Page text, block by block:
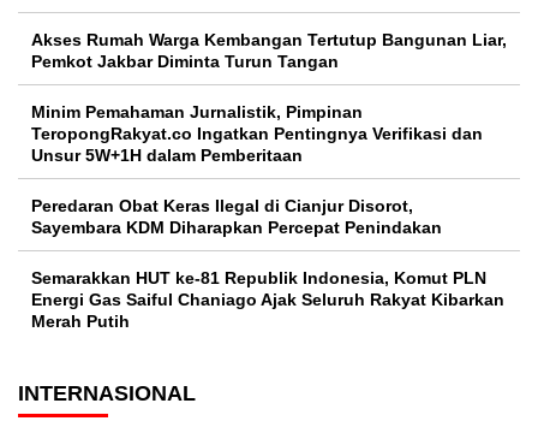
Akses Rumah Warga Kembangan Tertutup Bangunan Liar,
Pemkot Jakbar Diminta Turun Tangan
Minim Pemahaman Jurnalistik, Pimpinan
TeropongRakyat.co Ingatkan Pentingnya Verifikasi dan
Unsur 5W+1H dalam Pemberitaan
Peredaran Obat Keras Ilegal di Cianjur Disorot,
Sayembara KDM Diharapkan Percepat Penindakan
Semarakkan HUT ke-81 Republik Indonesia, Komut PLN
Energi Gas Saiful Chaniago Ajak Seluruh Rakyat Kibarkan
Merah Putih
INTERNASIONAL